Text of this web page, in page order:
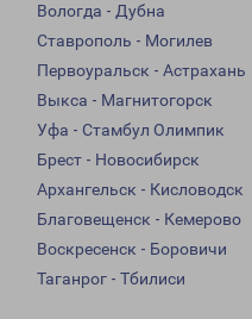
Вологда - Дубна
Ставрополь - Могилев
Первоуральск - Астрахань
Выкса - Магнитогорск
Уфа - Стамбул Олимпик
Брест - Новосибирск
Архангельск - Кисловодск
Благовещенск - Кемерово
Воскресенск - Боровичи
Таганрог - Тбилиси